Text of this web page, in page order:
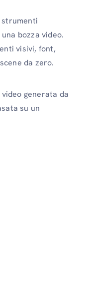
bozza video.
visivi, font,
da zero.
generata da
su un